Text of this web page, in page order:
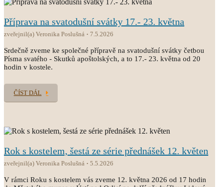
Příprava na svatodušní svátky 17.- 23. května
zveřejnil(a) Veronika Poslušná 7.5.2026
Srdečně zveme ke společné přípravě na svatodušní svátky četbou
Písma svatého - Skutků apoštolských, a to 17.- 23. května od 20
hodin v kostele.
ČÍST DÁL
Rok s kostelem, šestá ze série přednášek 12. květen
zveřejnil(a) Veronika Poslušná 5.5.2026
V rámci Roku s kostelem vás zveme 12. května 2026 od 17 hodin